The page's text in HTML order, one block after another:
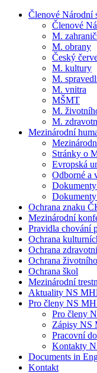
Členové Národní
Členové
M.
M. obrany
Český
M. kultury
M.
M. vnitra
MŠMT
M.
M.
Mezinárodní
Stránky o
Evropská
Odborné a
Ochrana znaku
Mezinárodní
Pravidla chování
Ochrana
Ochrana
Ochrana
Ochrana škol
Mezinárodní
Aktuality NS
Pro členy NS
Pro členy
Zápisy NS
Pracovní
Kontakty
Documents in
Kontakt